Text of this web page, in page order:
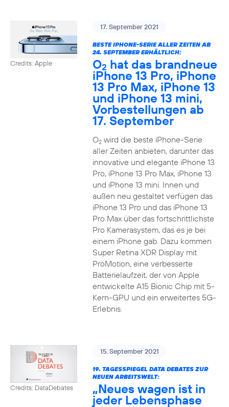
Credits: Apple
17. September 2021
BESTE IPHONE-SERIE ALLER ZEITEN AB
24. SEPTEMBER ERHÄLTLICH:
O2 hat das brandneue
iPhone 13 Pro, iPhone
13 Pro Max, iPhone 13
und iPhone 13 mini,
Vorbestellungen ab
17. September
O2wird die beste iPhone-Serie
aller Zeiten anbieten, darunter das
innovative und elegante iPhone 13
Pro, iPhone 13 Pro Max, iPhone 13
und iPhone 13 mini. Innen und
außen neu gestaltet verfügen das
iPhone 13 Pro und das iPhone 13
Pro Max über das fortschrittlichste
Pro Kamerasystem, das es je bei
einem iPhone gab. Dazu kommen
Super Retina XDR Display mit
ProMotion, eine verbesserte
Batterielaufzeit, der von Apple
entwickelte A15 Bionic Chip mit 5-
Kern-GPU und ein erweitertes 5G-
Erlebnis.
Credits: DataDebates
15. September 2021
19. TAGESSPIEGEL DATA DEBATES ZUR
NEUEN ARBEITSWELT:
„Neues wagen ist in
jeder Lebensphase